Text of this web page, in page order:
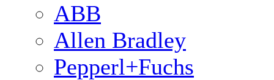
ABB
Allen Bradley
Pepperl+Fuchs